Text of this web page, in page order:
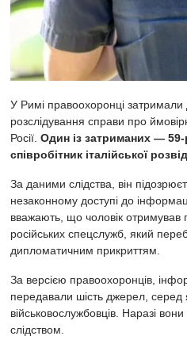
У Римі правоохоронці
розслідування справи про
Росії. Один із затриманих — 59-
співробітник італійської
За даними слідства, він
незаконному доступі до
вважають, що чоловік отримував
російських спецслужб, який
дипломатичним прикриттям.
За версією правоохоронців,
передавали шість джерел, серед
військовослужбовців. Наразі
слідством.